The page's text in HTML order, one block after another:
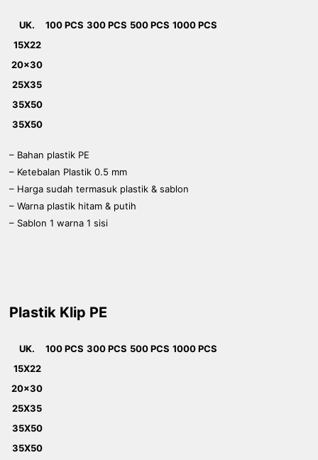
UK. 100 PCS 300 PCS 500 PCS 1000 PCS
15X22
20x30
25X35
35X50
35X50
– Bahan plastik PE
– Ketebalan Plastik 0.5 mm
– Harga sudah termasuk plastik & sablon
– Warna plastik hitam & putih
– Sablon 1 warna 1 sisi
Plastik Klip PE
UK. 100 PCS 300 PCS 500 PCS 1000 PCS
15X22
20x30
25X35
35X50
35X50